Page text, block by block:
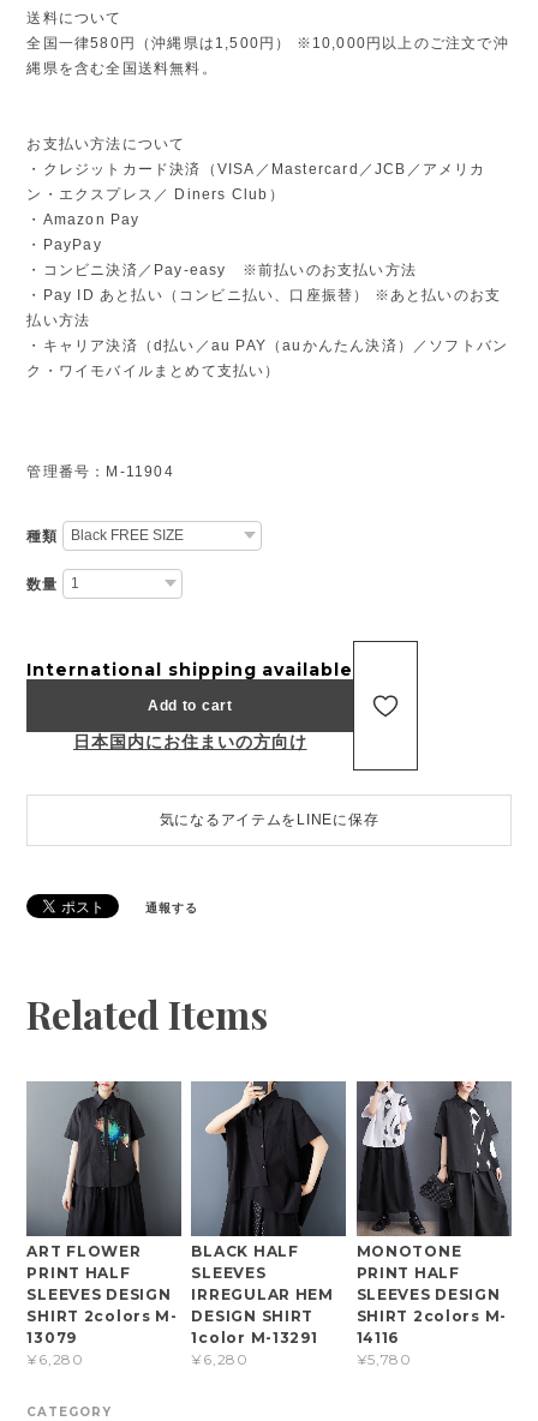
送料について
全国一律580円（沖縄県は1,500円） ※10,000円以上のご注文で沖
縄県を含む全国送料無料。
お支払い方法について
・クレジットカード決済（VISA／Mastercard／JCB／アメリカ
ン・エクスプレス／ Diners Club）
・Amazon Pay
・PayPay
・コンビニ決済／Pay-easy ※前払いのお支払い方法
・Pay ID あと払い（コンビニ払い、口座振替） ※あと払いのお支
払い方法
・キャリア決済（d払い／au PAY（auかんたん決済）／ソフトバン
ク・ワイモバイルまとめて支払い）
管理番号：M-11904
種類
数量
International shipping available
Add to cart
日本国内にお住まいの方向け
気になるアイテムをLINEに保存
通報する
Related Items
ART FLOWER
PRINT HALF
SLEEVES DESIGN
SHIRT 2colors M-
13079
¥6,280
BLACK HALF
SLEEVES
IRREGULAR HEM
DESIGN SHIRT
1color M-13291
¥6,280
MONOTONE
PRINT HALF
SLEEVES DESIGN
SHIRT 2colors M-
14116
¥5,780
CATEGORY